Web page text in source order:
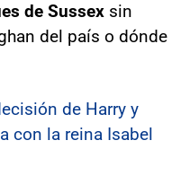
de Sussex sin
del país o dónde
de Harry y
con la reina Isabel